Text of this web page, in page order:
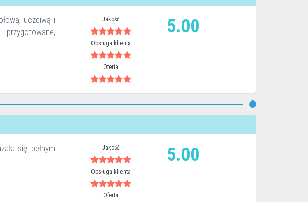
uczciwą i
Jakość
Obsługa klienta
Oferta
5.00
się pełnym
Jakość
Obsługa klienta
Oferta
5.00